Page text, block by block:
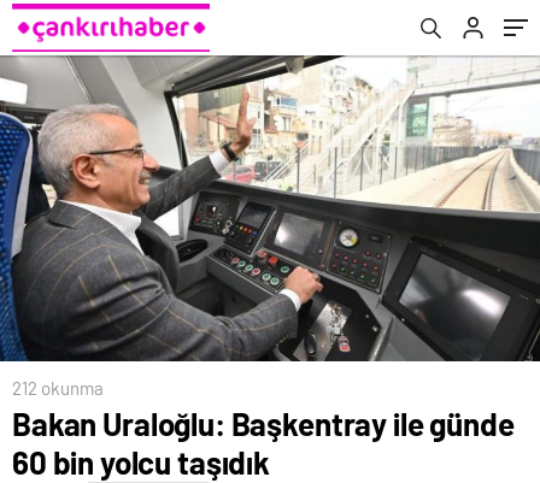
212 okunma
Bakan Uraloğlu: Başkentray ile günde
60 bin yolcu taşıdık